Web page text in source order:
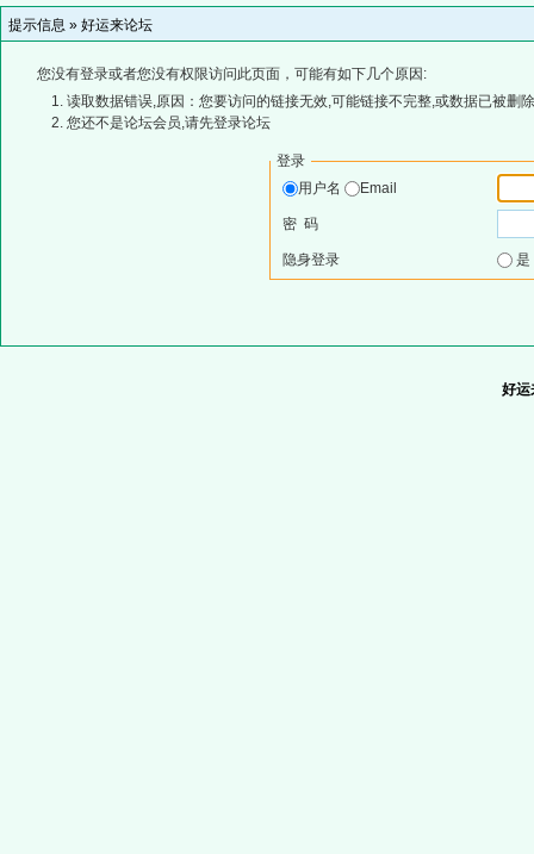
提示信息 » 好运来论坛
您没有登录或者您没有权限访问此页面，可能有如下几个原因:
读取数据错误,原因：您要访问的链接无效,可能链接不完整,或数据已被删
您还不是论坛会员,请先登录论坛
登录
用户名
Email
密 码
隐身登录
好